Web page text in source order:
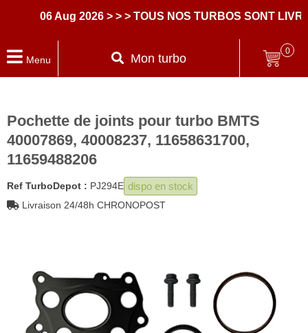
06 Aug 2026 > > > TOUS NOS TURBOS SONT LIVRES
Menu Mon turbo
0
Pochette de joints pour turbo BMTS
40007869, 40008237, 11658631700,
11659488206
Ref TurboDepot : PJ294E dispo en stock
Livraison 24/48h CHRONOPOST